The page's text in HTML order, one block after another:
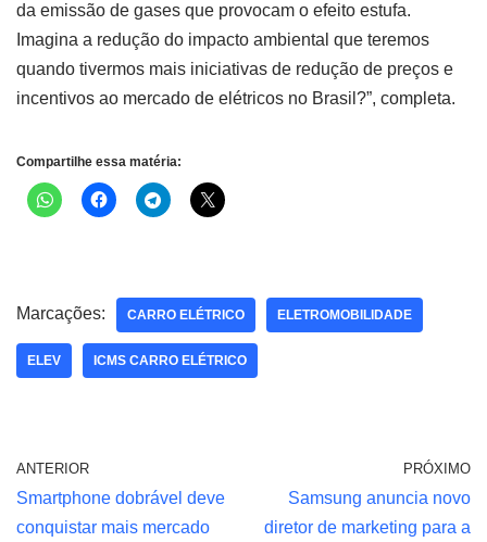
da emissão de gases que provocam o efeito estufa.
Imagina a redução do impacto ambiental que teremos
quando tivermos mais iniciativas de redução de preços e
incentivos ao mercado de elétricos no Brasil?”, completa.
Compartilhe essa matéria:
Marcações: CARRO ELÉTRICO ELETROMOBILIDADE
ELEV ICMS CARRO ELÉTRICO
ANTERIOR
Smartphone dobrável deve
conquistar mais mercado
PRÓXIMO
Samsung anuncia novo
diretor de marketing para a